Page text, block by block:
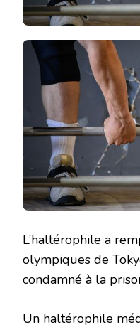
L’haltérophile a
olympiques de
condamné à la
Un haltérophile